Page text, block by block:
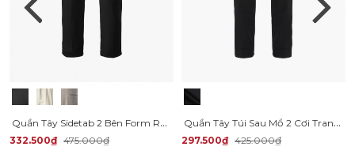
Quần Tây Sidetab 2 Bên Form Regular QT068
332.500₫ 475.000₫
Quần Tây Túi Sau Mổ 2 Cơi Trang Trí Dây Sọc Form Slimfit QT064
297.500₫ 425.000₫